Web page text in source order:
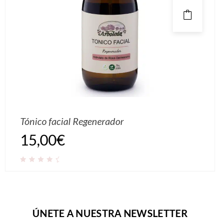
Tónico facial Regenerador
15,00€
ÚNETE A NUESTRA NEWSLETTER